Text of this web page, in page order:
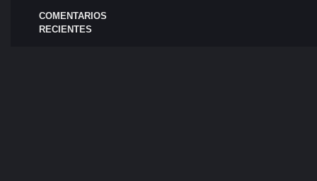
COMENTARIOS
RECIENTES